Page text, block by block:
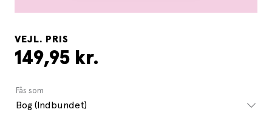
VEJL. PRIS
149,95 kr.
Fås som
Bog (Indbundet)